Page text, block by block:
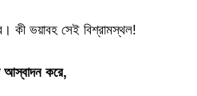
কী ভয়াবহ সেই বিশ্রামস্থল!
আস্বাদন করে,